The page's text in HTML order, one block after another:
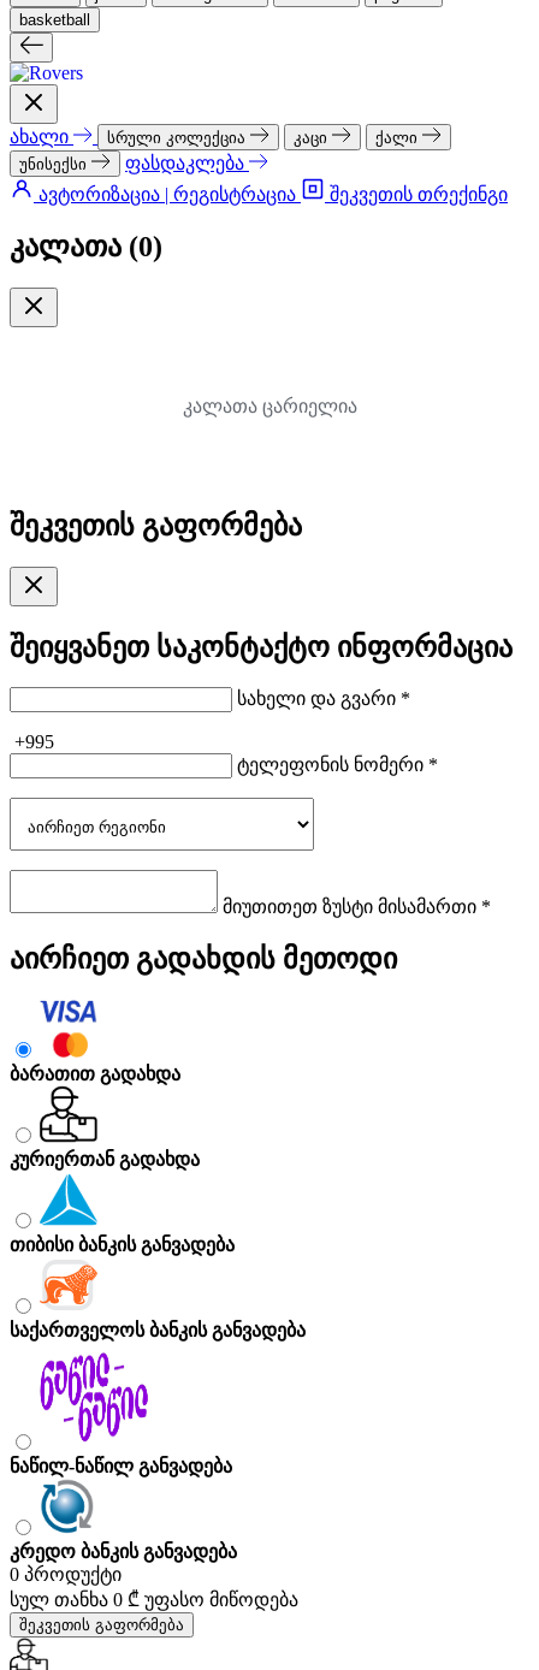
basketball
ახალი სრული კოლექცია კაცი
ქალი
უნისექსი
ფასდაკლება
ავტორიზაცია | რეგისტრაცია
შეკვეთის თრექინგი
კალათა (0)
კალათა ცარიელია
შეკვეთის გაფორმება
შეიყვანეთ საკონტაქტო ინფორმაცია
სახელი და გვარი *
+995
ტელეფონის ნომერი *
მიუთითეთ ზუსტი მისამართი *
აირჩიეთ გადახდის მეთოდი
ბარათით გადახდა
კურიერთან გადახდა
თიბისი ბანკის განვადება
საქართველოს ბანკის განვადება
ნაწილ-ნაწილ განვადება
კრედო ბანკის განვადება
0 პროდუქტი
სულ თანხა 0 ₾ უფასო მიწოდება
შეკვეთის გაფორმება